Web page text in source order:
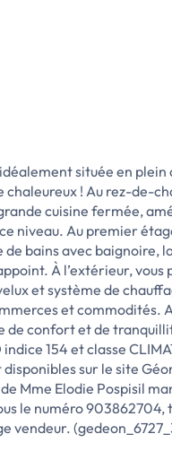
située en plein
! Au rez-de-
cuisine fermée,
niveau. Au premier
bains avec baignoire,
À l’extérieur, vous
et système de
et commodités.
de confort et de
154 et classe
sur le site
Mme Elodie Pospisil
le numéro
vendeur.